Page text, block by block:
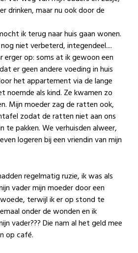
drinken, maar nu ook door de
ik terug naar huis gaan wonen.
niet verbeterd, integendeel....
erger op: soms at ik gewoon een
er geen andere voeding in huis
het appartement via de lange
noemde als kind. Ze kwamen zo
Mijn moeder zag de ratten ook,
zodat de ratten niet aan ons
te pakken. We verhuisden alweer,
logeren bij een vriendin van mijn
regelmatig ruzie, ik was als
vader mijn moeder door een
terwijl ik er op stond te
onder de wonden en ik
vader??? Die nam al het geld mee
op café.